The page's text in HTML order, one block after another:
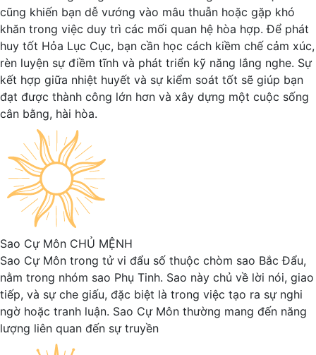
cũng khiến bạn dễ vướng vào mâu thuẫn hoặc gặp khó
khăn trong việc duy trì các mối quan hệ hòa hợp. Để phát
huy tốt Hỏa Lục Cục, bạn cần học cách kiềm chế cảm xúc,
rèn luyện sự điềm tĩnh và phát triển kỹ năng lắng nghe. Sự
kết hợp giữa nhiệt huyết và sự kiểm soát tốt sẽ giúp bạn
đạt được thành công lớn hơn và xây dựng một cuộc sống
cân bằng, hài hòa.
Sao Cự Môn CHỦ MỆNH
Sao Cự Môn trong tử vi đẩu số thuộc chòm sao Bắc Đẩu,
nằm trong nhóm sao Phụ Tinh. Sao này chủ về lời nói, giao
tiếp, và sự che giấu, đặc biệt là trong việc tạo ra sự nghi
ngờ hoặc tranh luận. Sao Cự Môn thường mang đến năng
lượng liên quan đến sự truyền